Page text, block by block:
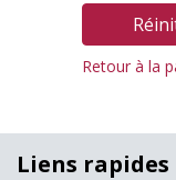
Retour à la
Liens rapides